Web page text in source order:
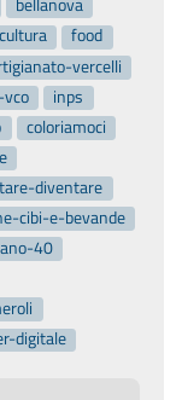
bellanova
food
vercelli
inps
coloriamoci
diventare
cibi-e-bevande
40
digitale